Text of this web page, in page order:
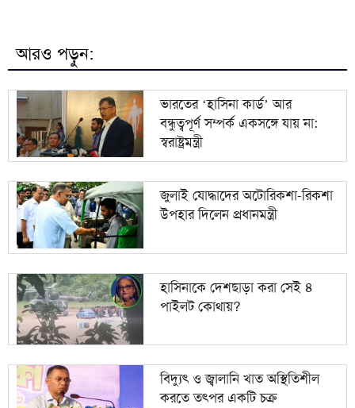
৯ এক প্রতারক গ্রেপ্তার
১০ মেধাবীদের উৎসাহে জেলা পরিষদের উদ্যোগ:
ব্রাহ্মণবাড়িয়ায় শিক্ষা উপকরণ ও বৃত্তি বিতরণ
আরও পড়ুন:
ভারতের ‘হাসিনা কার্ড’ আর
বন্ধুত্বপূর্ণ সম্পর্ক একসঙ্গে যায় না:
স্বরাষ্ট্রমন্ত্রী
জুলাই যোদ্ধাদের অটোরিকশা-রিকশা
উপহার দিলেন প্রধানমন্ত্রী
হাসিনাকে দেশছাড়া করা সেই ৪
পাইলট কোথায়?
বিদ্যুৎ ও জ্বালানি খাত অস্থিতিশীল
করতে তৎপর একটি চক্র